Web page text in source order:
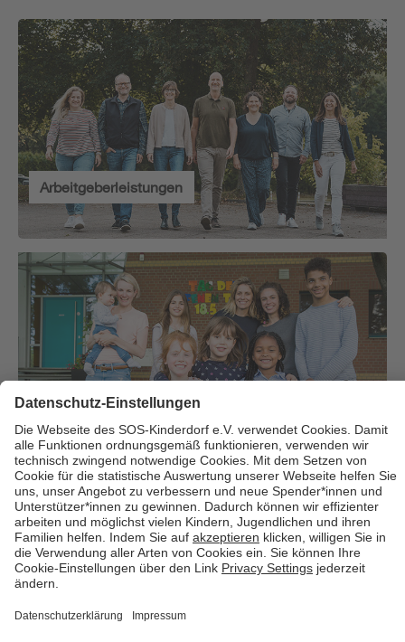
Arbeitgeberleistungen